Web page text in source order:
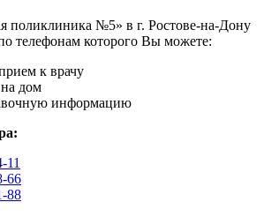
поликлиника №5» в г. Ростове-на-Дону
телефонам которого Вы можете:
к врачу
дом
информацию
11
66
88